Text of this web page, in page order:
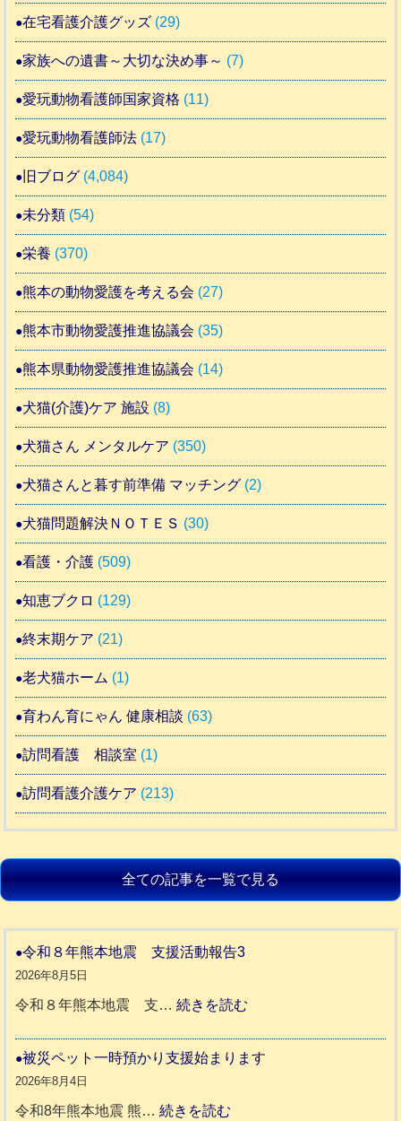
在宅看護介護グッズ (29)
家族への遺書～大切な決め事～ (7)
愛玩動物看護師国家資格 (11)
愛玩動物看護師法 (17)
旧ブログ (4,084)
未分類 (54)
栄養 (370)
熊本の動物愛護を考える会 (27)
熊本市動物愛護推進協議会 (35)
熊本県動物愛護推進協議会 (14)
犬猫(介護)ケア 施設 (8)
犬猫さん メンタルケア (350)
犬猫さんと暮す前準備 マッチング (2)
犬猫問題解決ＮＯＴＥＳ (30)
看護・介護 (509)
知恵ブクロ (129)
終末期ケア (21)
老犬猫ホーム (1)
育わん育にゃん 健康相談 (63)
訪問看護 相談室 (1)
訪問看護介護ケア (213)
全ての記事を一覧で見る
令和８年熊本地震 支援活動報告3
2026年8月5日
令和８年熊本地震 支…続きを読む
和
被災ペット一時預かり支援始まります
2026年8月4日
令和8年熊本地震 熊…続きを読む